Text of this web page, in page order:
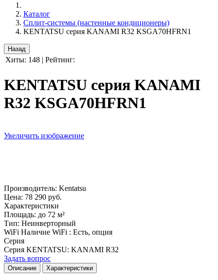
Каталог
Сплит-системы (настенные кондиционеры)
KENTATSU серия KANAMI R32 KSGA70HFRN1
Хиты: 148 | Рейтинг:
KENTATSU серия KANAMI
R32 KSGA70HFRN1
Увеличить изображение
Производитель: Kentatsu
Цена: 78 290 руб.
Характеристики
Площадь: до 72 м²
Тип: Неинверторный
WiFi Наличие WiFi : Есть, опция
Серия
Серия KENTATSU: KANAMI R32
Задать вопрос
Описание Характеристики